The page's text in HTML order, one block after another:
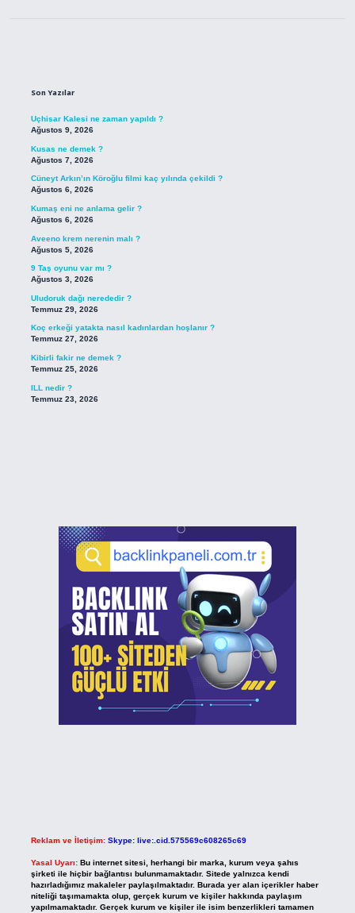
Son Yazılar
Uçhisar Kalesi ne zaman yapıldı ?
Ağustos 9, 2026
Kusas ne demek ?
Ağustos 7, 2026
Cüneyt Arkın’ın Köroğlu filmi kaç yılında çekildi ?
Ağustos 6, 2026
Kumaş eni ne anlama gelir ?
Ağustos 6, 2026
Aveeno krem nerenin malı ?
Ağustos 5, 2026
9 Taş oyunu var mı ?
Ağustos 3, 2026
Uludoruk dağı nerededir ?
Temmuz 29, 2026
Koç erkeği yatakta nasıl kadınlardan hoşlanır ?
Temmuz 27, 2026
Kibirli fakir ne demek ?
Temmuz 25, 2026
ILL nedir ?
Temmuz 23, 2026
Reklam ve İletişim: Skype: live:.cid.575569c608265c69
Yasal Uyarı: Bu internet sitesi, herhangi bir marka, kurum veya şahıs
şirketi ile hiçbir bağlantısı bulunmamaktadır. Sitede yalnızca kendi
hazırladığımız makaleler paylaşılmaktadır. Burada yer alan içerikler haber
niteliği taşımamakta olup, gerçek kurum ve kişiler hakkında paylaşım
yapılmamaktadır. Gerçek kurum ve kişiler ile isim benzerlikleri tamamen